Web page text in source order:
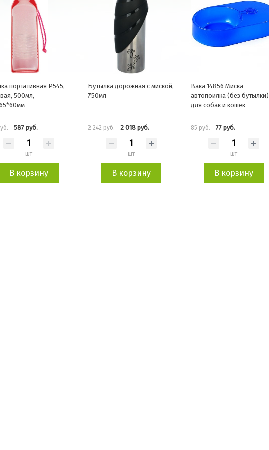
портативная P545,
500мл,
587 руб.
шт
В корзину
Бутылка дорожная с миской,
750мл
2 242 руб. 2 018 руб.
шт
В корзину
Вака 14856 Миска-
автопоилка (без бутылки)
для собак и кошек
85 руб. 77 руб.
шт
В корзину